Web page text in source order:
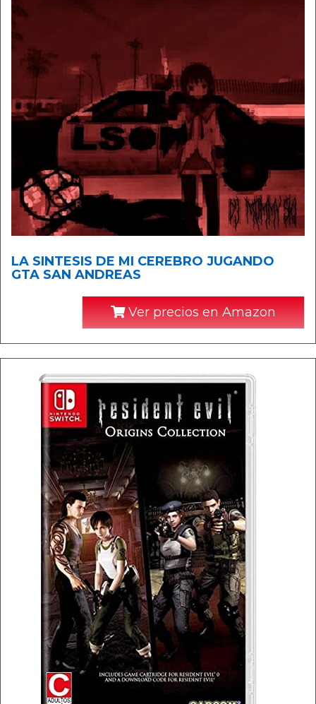
LA SINTESIS DE MI CEREBRO JUGANDO
GTA SAN ANDREAS
Ver precios en Amazon